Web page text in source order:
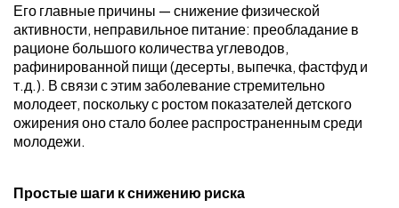
Его главные причины — снижение физической
активности, неправильное питание: преобладание в
рационе большого количества углеводов,
рафинированной пищи (десерты, выпечка, фастфуд и
т.д.). В связи с этим заболевание стремительно
молодеет, поскольку с ростом показателей детского
ожирения оно стало более распространенным среди
молодежи.
Простые шаги к снижению риска